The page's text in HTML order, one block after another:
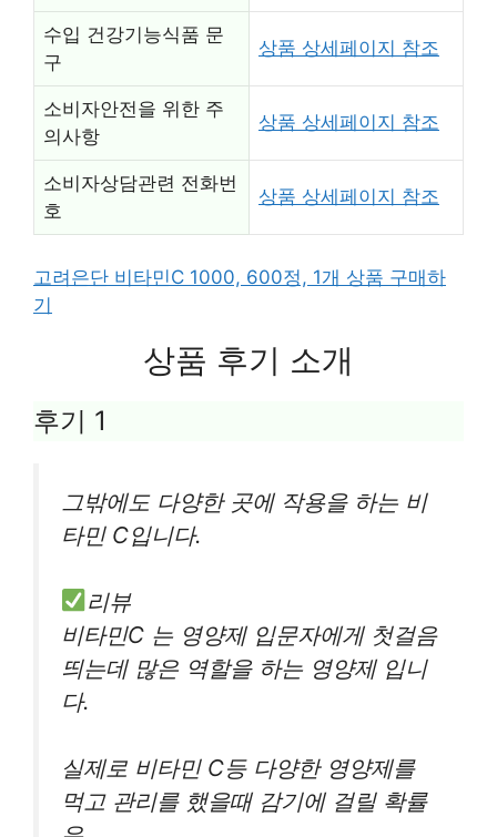
수입 건강기능식품 문
구
상품 상세페이지 참조
소비자안전을 위한 주
의사항
상품 상세페이지 참조
소비자상담관련 전화번
호
상품 상세페이지 참조
고려은단 비타민C 1000, 600정, 1개 상품 구매하
기
상품 후기 소개
후기 1
그밖에도 다양한 곳에 작용을 하는 비
타민 C입니다.
리뷰
비타민C 는 영양제 입문자에게 첫걸음
띄는데 많은 역할을 하는 영양제 입니
다.
실제로 비타민 C등 다양한 영양제를
먹고 관리를 했을때 감기에 걸릴 확률